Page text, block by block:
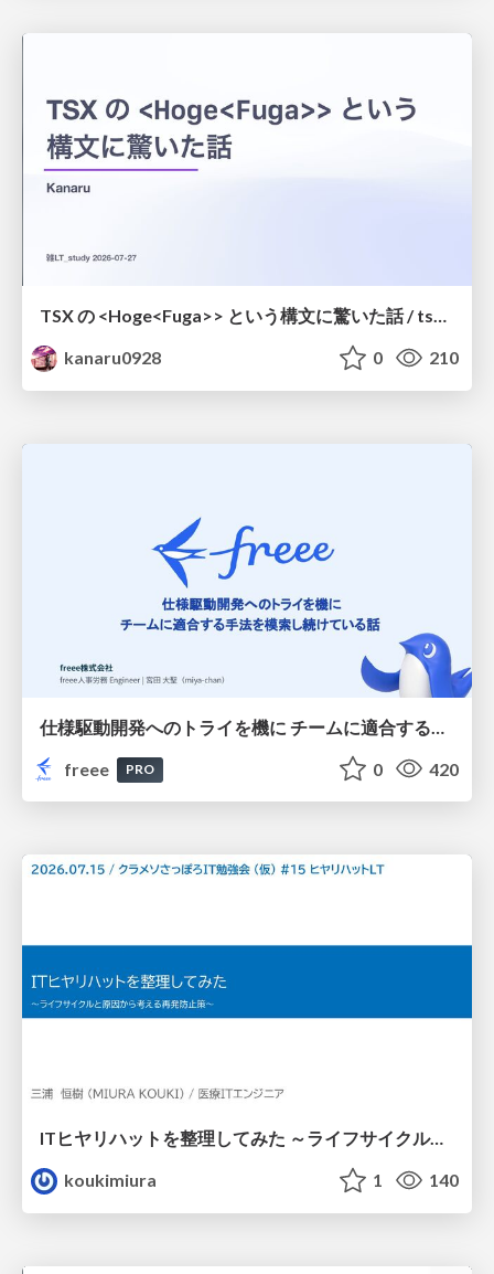
TSX の <Hoge<Fuga>> という構文に驚いた話 / tsx-type-argument-syntax
kanaru0928
0 210
freee
PRO 0 420
ITヒヤリハットを整理してみた ～ライフサイクルと原因から考える再発防止策～
koukimiura
1 140